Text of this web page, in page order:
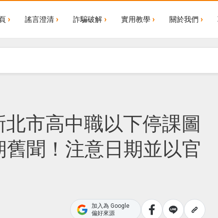
謠言澄清 詐騙破解 實用教學 關於我們
市高中職以下停課圖
聞！注意日期並以官
加入為 Google
偏好來源